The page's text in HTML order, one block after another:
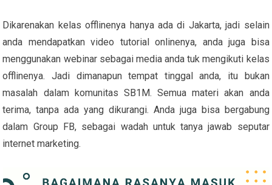
Dikarenakan kelas offlinenya hanya ada di Jakarta, jadi selain
anda mendapatkan video tutorial onlinenya, anda juga bisa
menggunakan webinar sebagai media anda tuk mengikuti kelas
offlinenya. Jadi dimanapun tempat tinggal anda, itu bukan
masalah dalam komunitas SB1M. Semua materi akan anda
terima, tanpa ada yang dikurangi. Anda juga bisa bergabung
dalam Group FB, sebagai wadah untuk tanya jawab seputar
internet marketing.